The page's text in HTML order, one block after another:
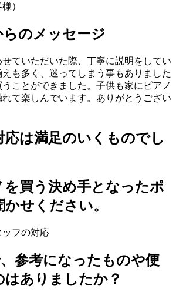
）
らのメッセージ
ていただいた際、丁寧に説明をしてい
も多く、迷ってしまう事もありました
ことができました。子供も家にピアノ
て楽しんでいます。ありがとうござい
応は満足のいくものでし
を買う決め手となったポ
せください。
フの対応
参考になったものや便
ありましたか？